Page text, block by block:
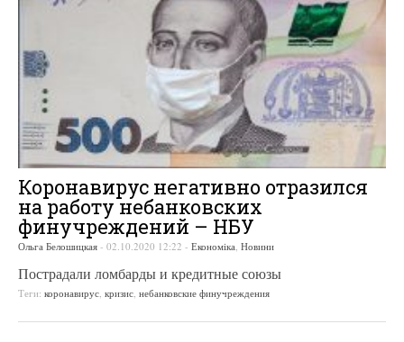
Коронавирус негативно отразился
на работу небанковских
финучреждений – НБУ
Ольга Белошицкая - 02.10.2020 12:22 - Економіка, Новини
Пострадали ломбарды и кредитные союзы
Теги: коронавирус, кризис, небанковские финучреждения